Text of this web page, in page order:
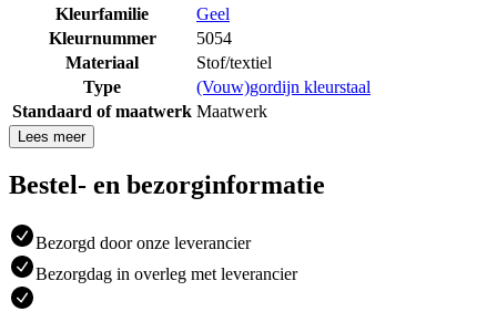
Kleurfamilie
Geel
Kleurnummer
5054
Materiaal
Stof/textiel
Type
(Vouw)gordijn kleurstaal
Standaard of maatwerk Maatwerk
Lees meer
Bestel- en bezorginformatie
Bezorgd door onze leverancier
Bezorgdag in overleg met leverancier